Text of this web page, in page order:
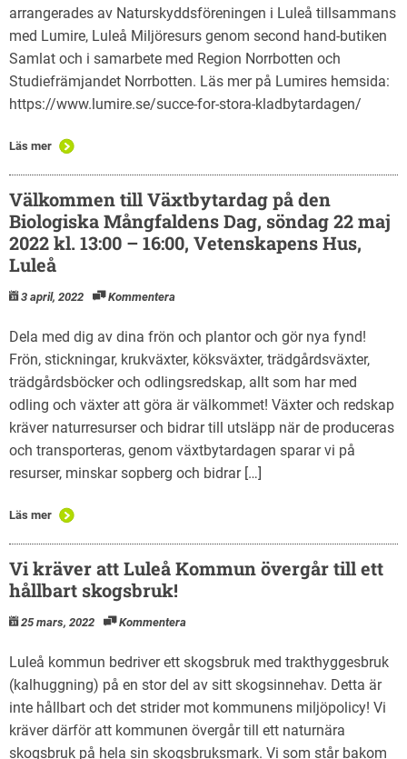
arrangerades av Naturskyddsföreningen i Luleå tillsammans
med Lumire, Luleå Miljöresurs genom second hand-butiken
Samlat och i samarbete med Region Norrbotten och
Studiefrämjandet Norrbotten. Läs mer på Lumires hemsida:
https://www.lumire.se/succe-for-stora-kladbytardagen/
Läs mer
Välkommen till Växtbytardag på den
Biologiska Mångfaldens Dag, söndag 22 maj
2022 kl. 13:00 – 16:00, Vetenskapens Hus,
Luleå
3 april, 2022 Kommentera
Dela med dig av dina frön och plantor och gör nya fynd!
Frön, stickningar, krukväxter, köksväxter, trädgårdsväxter,
trädgårdsböcker och odlingsredskap, allt som har med
odling och växter att göra är välkommet! Växter och redskap
kräver naturresurser och bidrar till utsläpp när de produceras
och transporteras, genom växtbytardagen sparar vi på
resurser, minskar sopberg och bidrar […]
Läs mer
Vi kräver att Luleå Kommun övergår till ett
hållbart skogsbruk!
25 mars, 2022 Kommentera
Luleå kommun bedriver ett skogsbruk med trakthyggesbruk
(kalhuggning) på en stor del av sitt skogsinnehav. Detta är
inte hållbart och det strider mot kommunens miljöpolicy! Vi
kräver därför att kommunen övergår till ett naturnära
skogsbruk på hela sin skogsbruksmark. Vi som står bakom